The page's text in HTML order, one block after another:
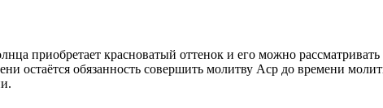
приобретает красноватый оттенок и его можно
остаётся обязанность совершить молитву Аср до времени